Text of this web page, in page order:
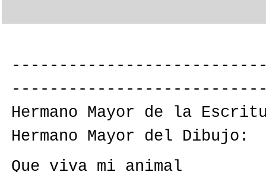
Hermano Mayor de la
Hermano Mayor del Dibujo:
Que viva mi animal